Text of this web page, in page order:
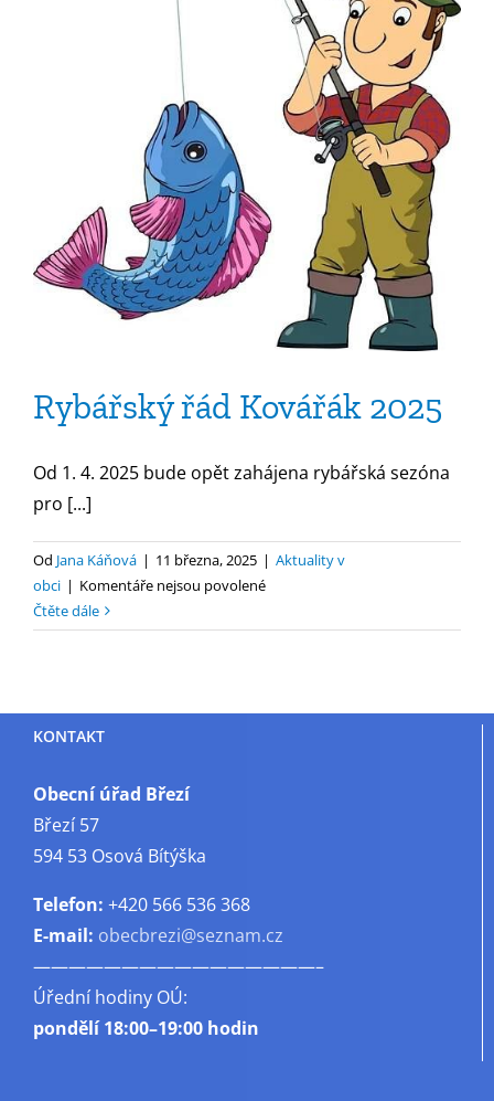
Rybářský řád Kovářák 2025
Od 1. 4. 2025 bude opět zahájena rybářská sezóna
pro [...]
Od Jana Káňová | 11 března, 2025 | Aktuality v
obci | Komentáře nejsou povolenéu
s
řád
Čtěte dále
KONTAKT
Obecní úřad Březí
Březí 57
594 53 Osová Bítýška
Telefon: +420 566 536 368
E-mail: obecbrezi@seznam.cz
————————————————–
Úřední hodiny OÚ:
pondělí18:00–19:00 hodin